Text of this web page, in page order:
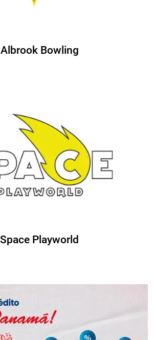
Albrook Bowling
Space Playworld